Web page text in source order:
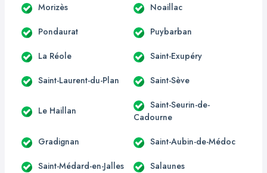
Morizès Noaillac
Pondaurat Puybarban
La Réole Saint-Exupéry
Saint-Laurent-du-Plan Saint-Sève
Le Haillan
Saint-Seurin-de-
Cadourne
Gradignan Saint-Aubin-de-Médoc
Saint-Médard-en-Jalles Salaunes